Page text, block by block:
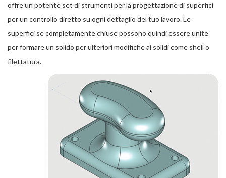
offre un potente set di strumenti per la progettazione di superfici
per un controllo diretto su ogni dettaglio del tuo lavoro. Le
superfici se completamente chiuse possono quindi essere unite
per formare un solido per ulteriori modifiche ai solidi come shell o
filettatura.